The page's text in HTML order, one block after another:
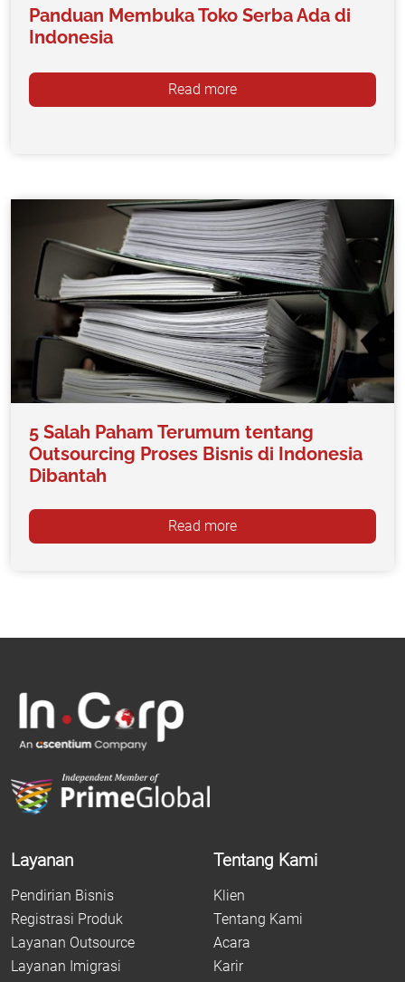
Panduan Membuka Toko Serba Ada di
Indonesia
Read more
5 Salah Paham Terumum tentang
Outsourcing Proses Bisnis di Indonesia
Dibantah
Read more
Layanan
Pendirian Bisnis
Registrasi Produk
Layanan Outsource
Layanan Imigrasi
Tentang Kami
Klien
Tentang Kami
Acara
Karir